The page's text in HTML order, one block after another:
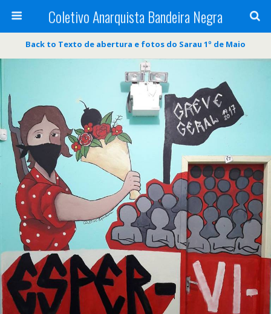
Coletivo Anarquista Bandeira Negra
Back to Texto de abertura e fotos do Sarau 1º de Maio